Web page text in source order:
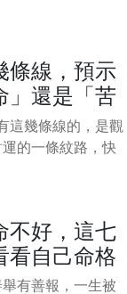
點名，駿馬踏雲
君垂憐護佑，所
空，財運一路飛
漲，橫財如天降
、生意興隆，出門
條線，預示
」還是「苦
了！
這幾條線的，是觀
的一條紋路，快
，看你有幾條
意志堅定，他們
早年的時候，多有
較遲，一般到中
不好，這七
看自己命格
有善報，一生被